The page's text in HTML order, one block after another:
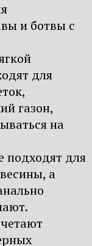
и ботвы с
для
газон,
на
подходят для
а